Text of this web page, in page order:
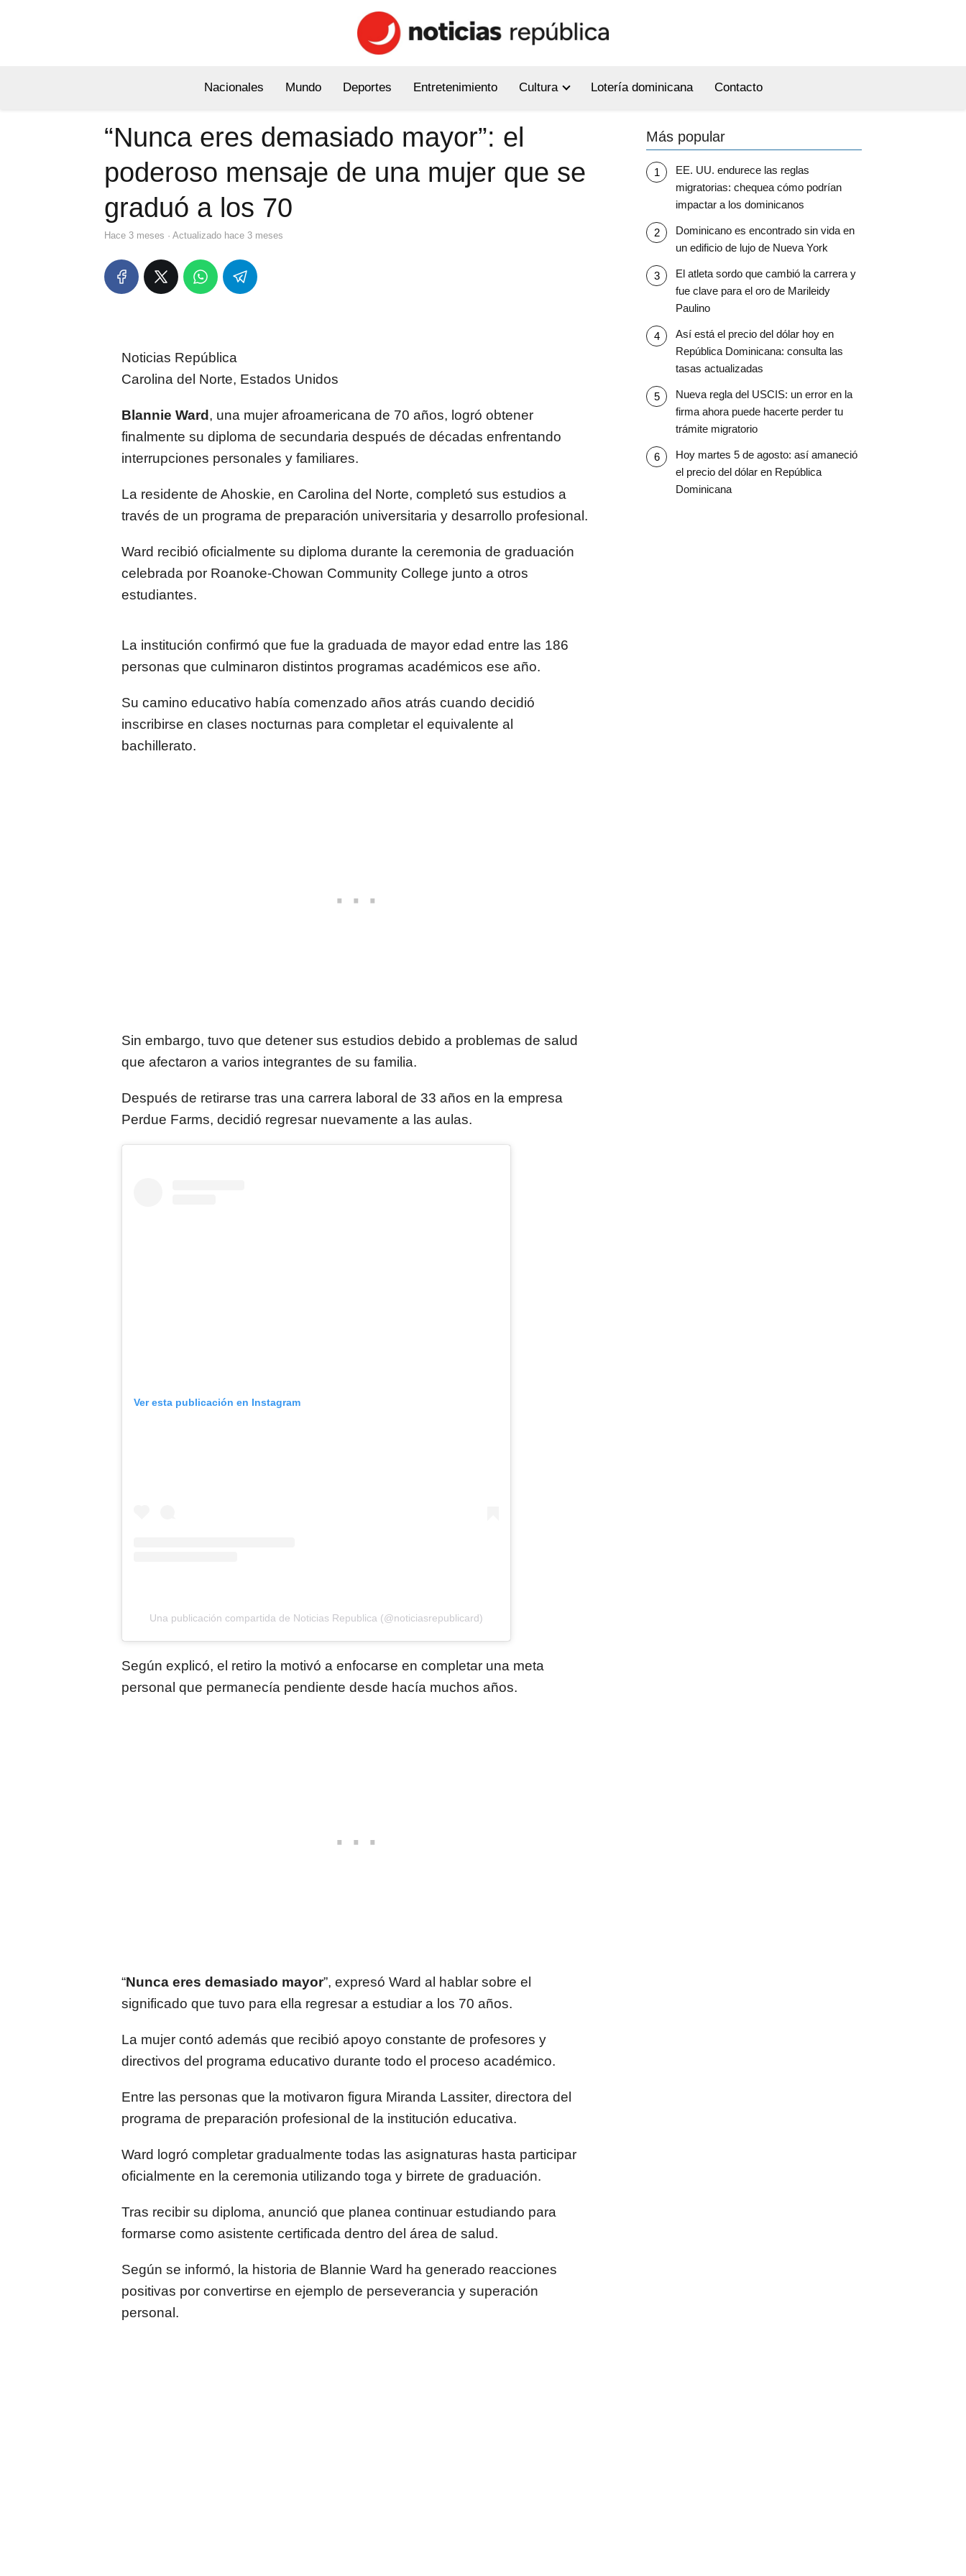
Nacionales Mundo Deportes Entretenimiento Cultura Lotería dominicana Contacto
“Nunca eres demasiado mayor”: el
poderoso mensaje de una mujer que se
graduó a los 70
hace 3 meses · Actualizado hace 3 meses
Noticias República
Carolina del Norte, Estados Unidos
Blannie Ward , una mujer afroamericana de 70 años, logró obtener
finalmente su diploma de secundaria después de décadas enfrentando
interrupciones personales y familiares.
La residente de Ahoskie, en Carolina del Norte, completó sus estudios a
través de un programa de preparación universitaria y desarrollo profesional.
Ward recibió oficialmente su diploma durante la ceremonia de graduación
celebrada por Roanoke-Chowan Community College junto a otros
estudiantes.
La institución confirmó que fue la graduada de mayor edad entre las 186
personas que culminaron distintos programas académicos ese año.
Su camino educativo había comenzado años atrás cuando decidió
inscribirse en clases nocturnas para completar el equivalente al
bachillerato.
Sin embargo, tuvo que detener sus estudios debido a problemas de salud
que afectaron a varios integrantes de su familia.
Después de retirarse tras una carrera laboral de 33 años en la empresa
Perdue Farms, decidió regresar nuevamente a las aulas.
Ver esta publicación en Instagram
Una publicación compartida de Noticias Republica (@noticiasrepublicard)
Según explicó, el retiro la motivó a enfocarse en completar una meta
personal que permanecía pendiente desde hacía muchos años.
“Nunca eres demasiado mayor”, expresó Ward al hablar sobre el
significado que tuvo para ella regresar a estudiar a los 70 años.
La mujer contó además que recibió apoyo constante de profesores y
directivos del programa educativo durante todo el proceso académico.
Entre las personas que la motivaron figura Miranda Lassiter, directora del
programa de preparación profesional de la institución educativa.
Ward logró completar gradualmente todas las asignaturas hasta participar
oficialmente en la ceremonia utilizando toga y birrete de graduación.
Tras recibir su diploma, anunció que planea continuar estudiando para
formarse como asistente certificada dentro del área de salud.
Según se informó, la historia de Blannie Ward ha generado reacciones
positivas por convertirse en ejemplo de perseverancia y superación
personal.
Más popular
EE. UU. endurece las reglas
migratorias: chequea cómo podrían
impactar a los dominicanos
Dominicano es encontrado sin vida en
un edificio de lujo de Nueva York
El atleta sordo que cambió la carrera y
fue clave para el oro de Marileidy
Paulino
Así está el precio del dólar hoy en
República Dominicana: consulta las
tasas actualizadas
Nueva regla del USCIS: un error en la
firma ahora puede hacerte perder tu
trámite migratorio
Hoy martes 5 de agosto: así amaneció
el precio del dólar en República
Dominicana